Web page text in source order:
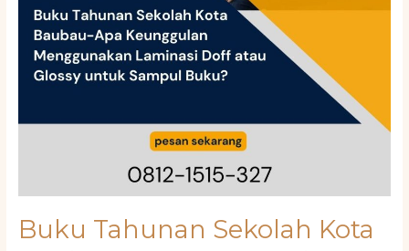
Buku Tahunan Sekolah Kota
Sampul
Buku?